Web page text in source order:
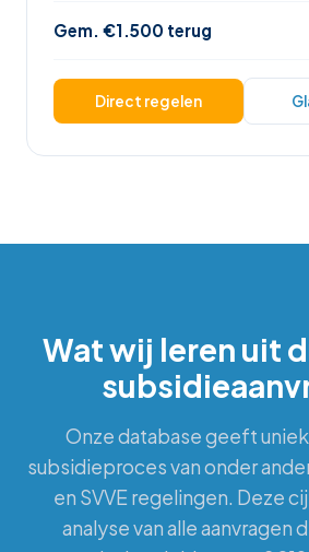
Gem. €1.500 terug
Direct regelen
Wat wij leren uit
Onze database geeft
subsidieproces van onder
en SVVE regelingen. Deze
analyse van alle aanvragen